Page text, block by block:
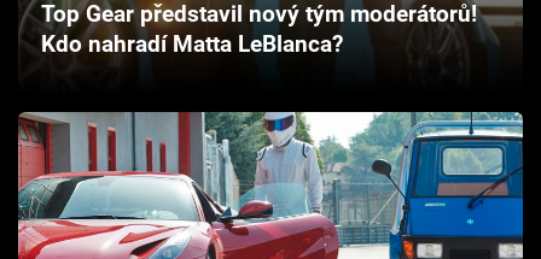
Top Gear představil nový tým moderátorů!
Kdo nahradí Matta LeBlanca?